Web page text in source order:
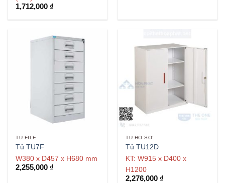
1,712,000 ₫
TỦ FILE
Tủ TU7F
W380 x D457 x H680 mm
2,255,000 ₫
TỦ HỒ SƠ
Tủ TU12D
KT: W915 x D400 x
H1200
2,276,000 ₫